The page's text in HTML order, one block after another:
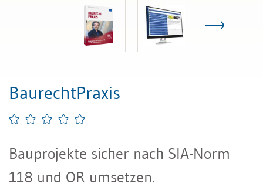
BaurechtPraxis
Bauprojekte sicher nach SIA-Norm
118 und OR umsetzen.